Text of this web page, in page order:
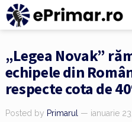
„Legea Novak”
echipele din
respecte cota de
Posted by Primarul — ianuarie